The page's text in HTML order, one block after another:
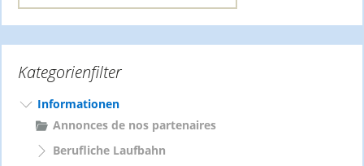
n
a
Kategorienfilter
Informationen
Annonces de nos partenaires
Berufliche Laufbahn